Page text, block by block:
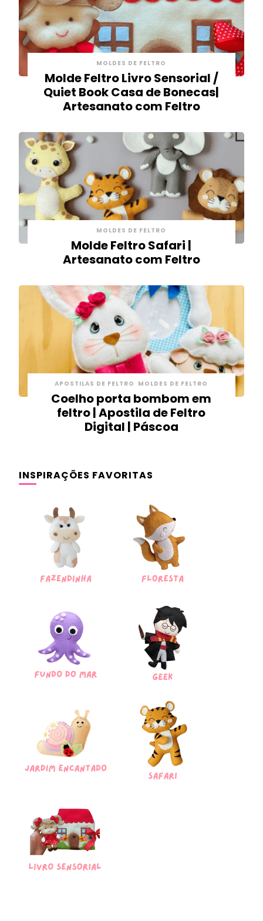
MOLDES DE FELTRO
Molde Feltro Livro Sensorial /
Quiet Book Casa de Bonecas|
Artesanato com Feltro
MOLDES DE FELTRO
Molde Feltro Safari |
Artesanato com Feltro
APOSTILAS DE FELTRO MOLDES DE FELTRO
Coelho porta bombom em
feltro | Apostila de Feltro
Digital | Páscoa
INSPIRAÇÕES FAVORITAS